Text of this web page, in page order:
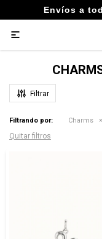
Envíos a

Filtrando por: Charms
Quitar filtros